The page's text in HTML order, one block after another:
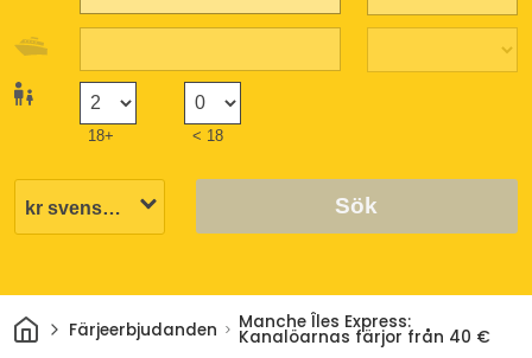
18+ < 18
Sök
HemFärjeerbjudanden Manche Îles Express:
Kanalöarnas färjor från 40 €